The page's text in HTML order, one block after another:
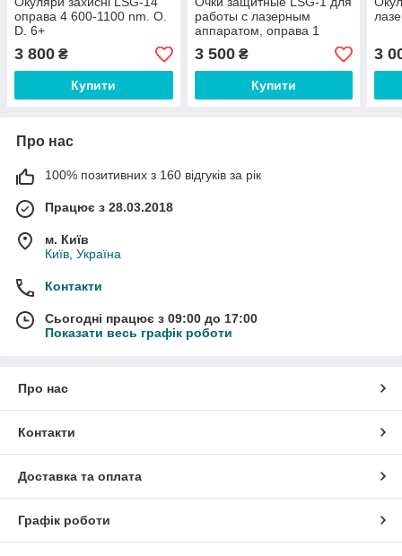
оправа 4 600-1100 nm. O.
D. 6+
3 800 ₴
Купити
работы с лазерным
аппаратом, оправа 1
3 500₴
Купити
3
Про нас
100% позитивних з 160 відгуків за рік
Працює з 28.03.2018
м. Київ
Київ, Україна
Контакти
Сьогодні працює з 09:00 до 17:00
Показати весь графік роботи
Про нас
Контакти
Доставка та оплата
Графік роботи